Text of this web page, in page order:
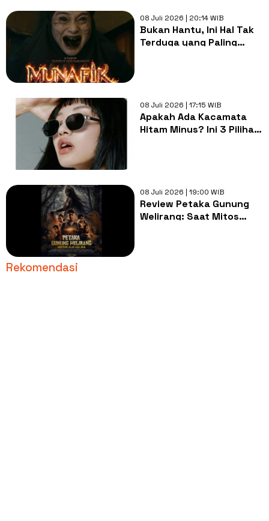
08 Juli 2026 | 20:14 WIB
Bukan Hantu, Ini Hal Tak
Terduga yang Paling
08 Juli 2026 | 17:15 WIB
Apakah Ada Kacamata
Hitam Minus? Ini 3 Pilihan
08 Juli 2026 | 19:00 WIB
Review Petaka Gunung
Welirang: Saat Mitos
Rekomendasi